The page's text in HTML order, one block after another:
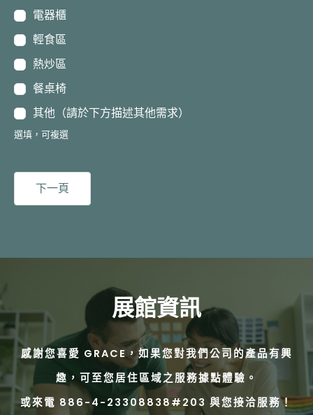
電器櫃
輕食區
熱炒區
餐桌椅
其他（請於下方描述其他需求）
選填，可複選
下一頁
展館資訊
感謝您喜愛 GRACE，如果您對我們公司的產品有興
趣，可至您居住區域之服務據點體驗。
或來電 886-4-23308838#203 與您接洽服務！